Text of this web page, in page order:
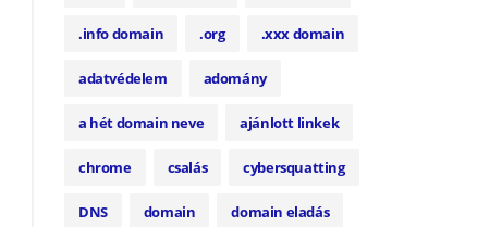
.info domain .org .xxx domain
adatvédelem adomány
a hét domain neve ajánlott linkek
chrome csalás cybersquatting
DNS domain domain eladás